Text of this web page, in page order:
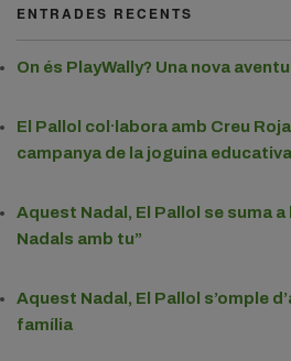
ENTRADES RECENTS
On és PlayWally? Una nova
El Pallol col·labora amb Creu
campanya de la joguina educativa
Aquest Nadal, El Pallol se suma a
Nadals amb tu”
Aquest Nadal, El Pallol s’omple
família